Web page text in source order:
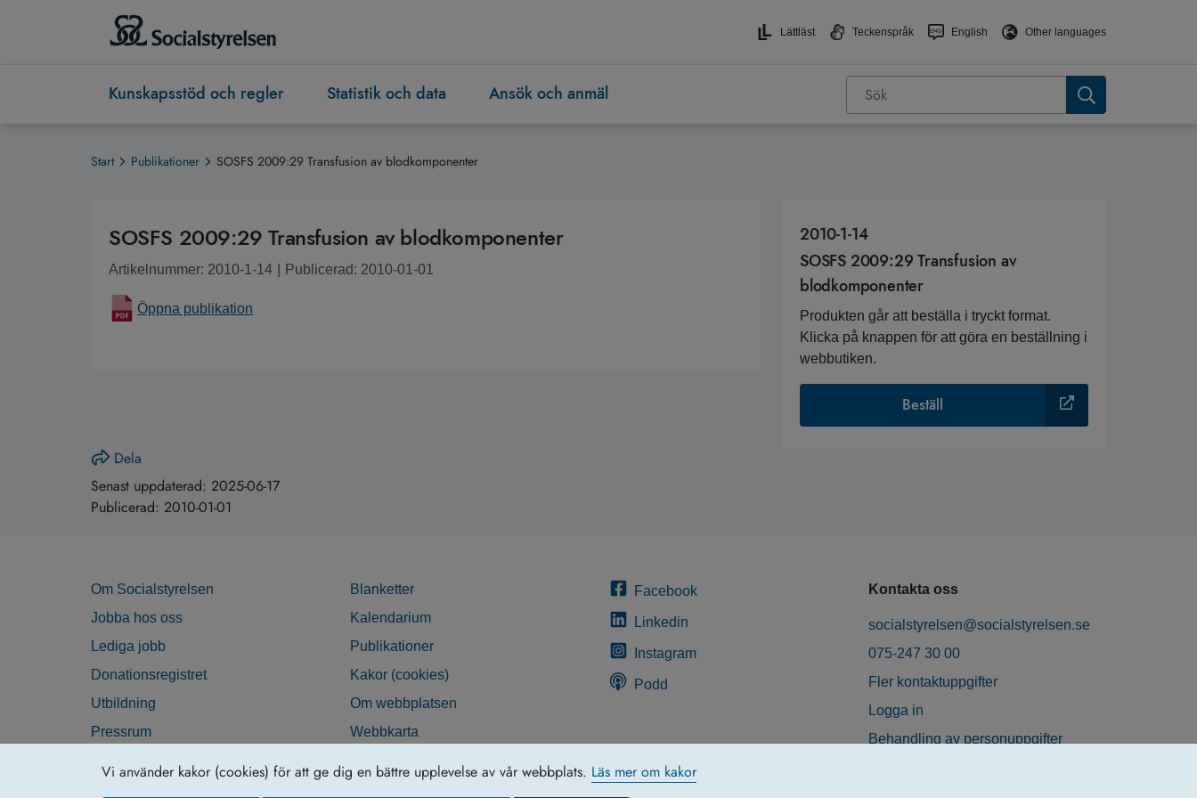
Vi använder kakor (cookies) för att ge dig en bättre upplevelse av vår webbplats. Läs mer om kakor
Lättläst Teckenspråk English Other languages
Kunskapsstöd och regler Statistik och data Ansök och anmäl
Start Publikationer SOSFS 2009:29 Transfusion av blodkomponenter
SOSFS 2009:29 Transfusion av blodkomponenter
Artikelnummer: 2010-1-14 Publicerad: 2010-01-01
Öppna publikation
2010-1-14
SOSFS 2009:29 Transfusion av
blodkomponenter
Produkten går att beställa i tryckt format.
Klicka på knappen för att göra en beställning i
webbutiken.
Beställ
Dela
Senast uppdaterad: 2025-06-17
Publicerad: 2010-01-01
Om Socialstyrelsen
Jobba hos oss
Lediga jobb
Donationsregistret
Utbildning
Pressrum
Blanketter
Kalendarium
Publikationer
Kakor (cookies)
Om webbplatsen
Webbkarta
Facebook
Linkedin
Instagram
Podd
Kontakta oss
socialstyrelsen@socialstyrelsen.se
075-247 30 00
Fler kontaktuppgifter
Logga in
Behandling av personuppgifter